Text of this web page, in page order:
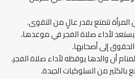
المرأة تتمتع بقدر عالٍ من التقوى.
يستعد لأداء صلاة الفجر في موعدها،
إلى أصحابها.
أن والدها يوقظه لأداء صلاة الفجر،
بالكثير من السلوكيات الجيدة.